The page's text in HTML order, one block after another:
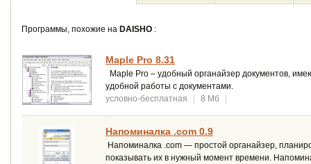
Программы, похожие на DAISHO :
Maple Pro 8.31
Maple Pro – удобный органайзер документов,
удобной работы с документами.
условно-бесплатная
| 8 Мб |
Напоминалка .com 0.9
Напоминалка .com — простой органайзер,
показывать их в нужный момент времени.